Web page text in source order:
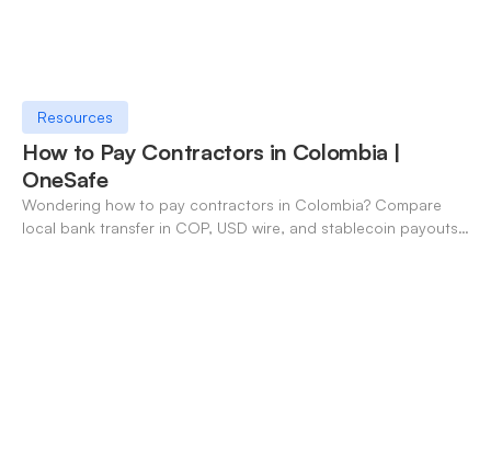
Resources
How to Pay Contractors in Colombia |
OneSafe
Wondering how to pay contractors in Colombia? Compare
local bank transfer in COP, USD wire, and stablecoin payouts.